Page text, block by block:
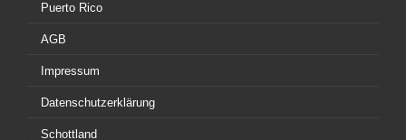
Puerto Rico
AGB
Impressum
Datenschutzerklärung
Schottland